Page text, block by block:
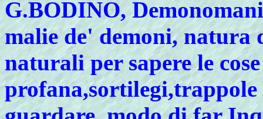
G.BODINO,
malie de' demoni, natura
naturali per sapere le